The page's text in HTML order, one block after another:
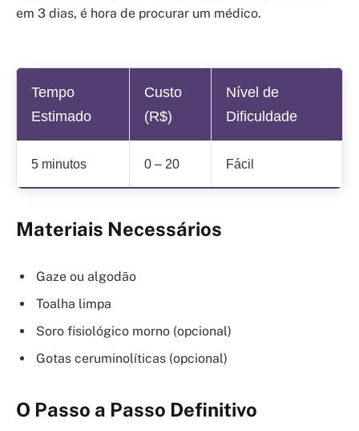
em 3 dias, é hora de procurar um médico.
Tempo
Estimado
Custo
(R$)
Nível de
Dificuldade
5 minutos 0 – 20 Fácil
Materiais Necessários
Gaze ou algodão
Toalha limpa
Soro fisiológico morno (opcional)
Gotas ceruminolíticas (opcional)
O Passo a Passo Definitivo